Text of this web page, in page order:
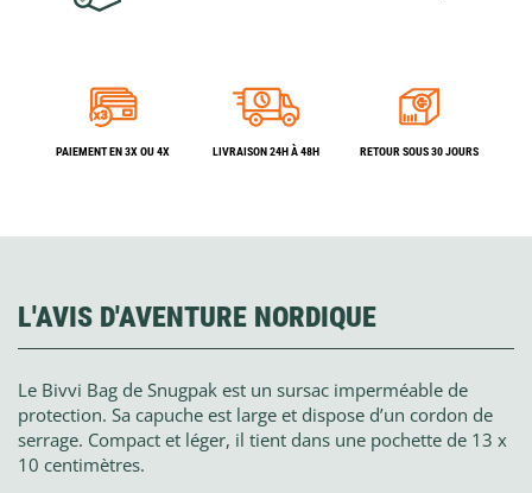
PAIEMENT EN 3X OU 4X LIVRAISON 24H À 48H RETOUR SOUS 30 JOURS
L'AVIS D'AVENTURE NORDIQUE
Le Bivvi Bag de Snugpak est un sursac imperméable de
protection. Sa capuche est large et dispose d’un cordon de
serrage. Compact et léger, il tient dans une pochette de 13 x
10 centimètres.